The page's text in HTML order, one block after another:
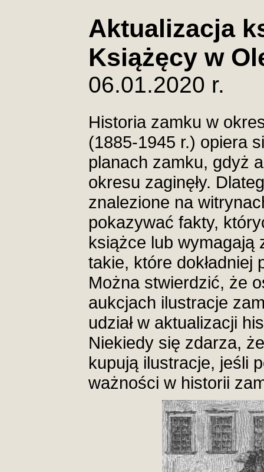
Aktualizacja
Książęcy w
06.01.2020 r.
Historia zamku w
(1885-1945 r.) opiera
planach zamku, gdyż
okresu zaginęły.
znalezione na
pokazywać fakty,
książce lub wymagają
takie, które dokładniej
Można stwierdzić, że
aukcjach ilustracje
udział w aktualizacji
Niekiedy się zdarza,
kupują ilustracje, jeśli
ważności w historii